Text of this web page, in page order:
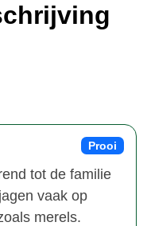
Prooi
tot de familie
vaak op
merels.